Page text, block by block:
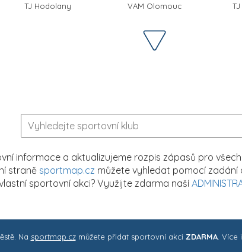
TJ Hodolany VAM Olomouc
informace a aktualizujeme rozpis zápasů pro
straně sportmap.cz můžete vyhledat pomocí zadání
sportovní akci? Využijte zdarma naší
Na sportmap.czmůžete přidat sportovní akci ZDARMA. Více